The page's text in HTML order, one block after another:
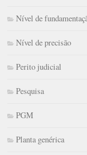
Nível de
Nível de precisão
Perito judicial
Pesquisa
PGM
Planta genérica